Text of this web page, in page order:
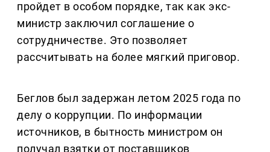
пройдет в особом порядке, так как экс-
министр заключил соглашение о
сотрудничестве. Это позволяет
рассчитывать на более мягкий приговор.
Беглов был задержан летом 2025 года по
делу о коррупции. По информации
источников, в бытность министром он
получал взятки от поставщиков